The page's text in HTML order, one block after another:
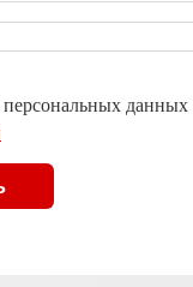
персональных данных